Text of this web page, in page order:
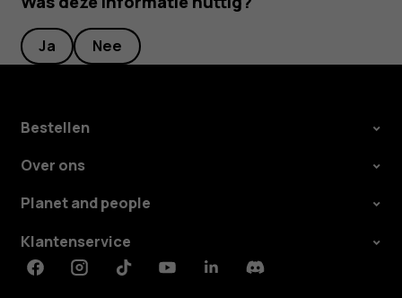
Ja Nee
Bestellen
Over ons
Planet and people
Klantenservice
FacebookInstagramTiktokYoutubeLinkedinDiscord